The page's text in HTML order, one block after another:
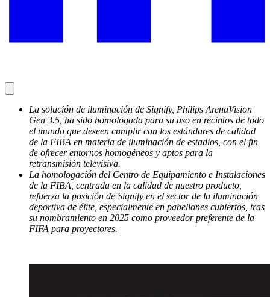
La solución de iluminación de Signify, Philips ArenaVision
Gen 3.5, ha sido homologada para su uso en recintos de todo
el mundo que deseen cumplir con los estándares de calidad
de la FIBA en materia de iluminación de estadios, con el fin
de ofrecer entornos homogéneos y aptos para la
retransmisión televisiva.
La homologación del Centro de Equipamiento e Instalaciones
de la FIBA, centrada en la calidad de nuestro producto,
refuerza la posición de Signify en el sector de la iluminación
deportiva de élite, especialmente en pabellones cubiertos, tras
su nombramiento en 2025 como proveedor preferente de la
FIFA para proyectores.